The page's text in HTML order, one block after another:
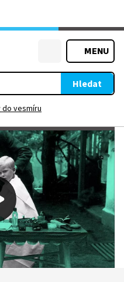
MENU
Hledat
vesmíru